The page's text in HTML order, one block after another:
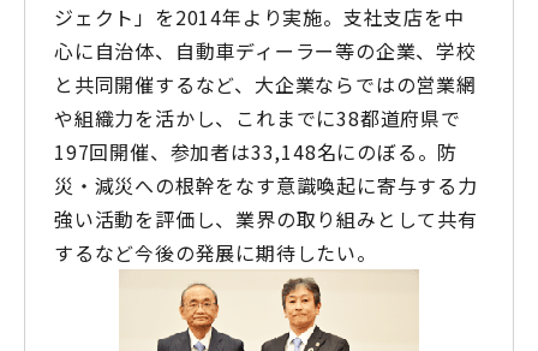
ジェクト」を2014年より実施。支社支店を中
心に自治体、自動車ディーラー等の企業、学校
と共同開催するなど、大企業ならではの営業網
や組織力を活かし、これまでに38都道府県で
197回開催、参加者は33,148名にのぼる。防
災・減災への根幹をなす意識喚起に寄与する力
強い活動を評価し、業界の取り組みとして共有
するなど今後の発展に期待したい。